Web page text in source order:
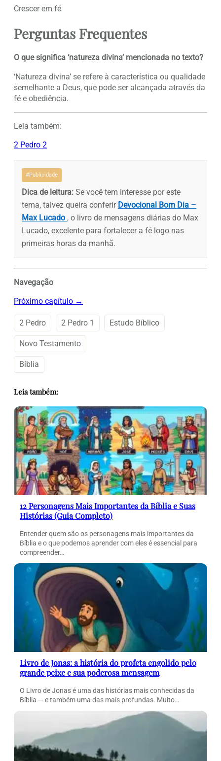
Crescer em fé
Perguntas Frequentes
O que significa ‘natureza divina’ mencionada no texto?
‘Natureza divina’ se refere à característica ou qualidade
semelhante a Deus, que pode ser alcançada através da
fé e obediência.
Leia também:
2 Pedro 2
#Publicidade
Dica de leitura: Se você tem interesse por este
tema, talvez queira conferir Devocional Bom Dia –
Max Lucado , o livro de mensagens diárias do Max
Lucado, excelente para fortalecer a fé logo nas
primeiras horas da manhã.
Navegação
Próximo capítulo →
2 Pedro 2 Pedro 1 Estudo Bíblico
Novo Testamento
Bíblia
Leia também:
12 Personagens Mais Importantes da Bíblia e Suas
Histórias (Guia Completo)
Entender quem são os personagens mais importantes da
Bíblia e o que podemos aprender com eles é essencial para
compreender…
Livro de Jonas: a história do profeta engolido pelo
grande peixe e sua poderosa mensagem
O Livro de Jonas é uma das histórias mais conhecidas da
Bíblia — e também uma das mais profundas. Muito…